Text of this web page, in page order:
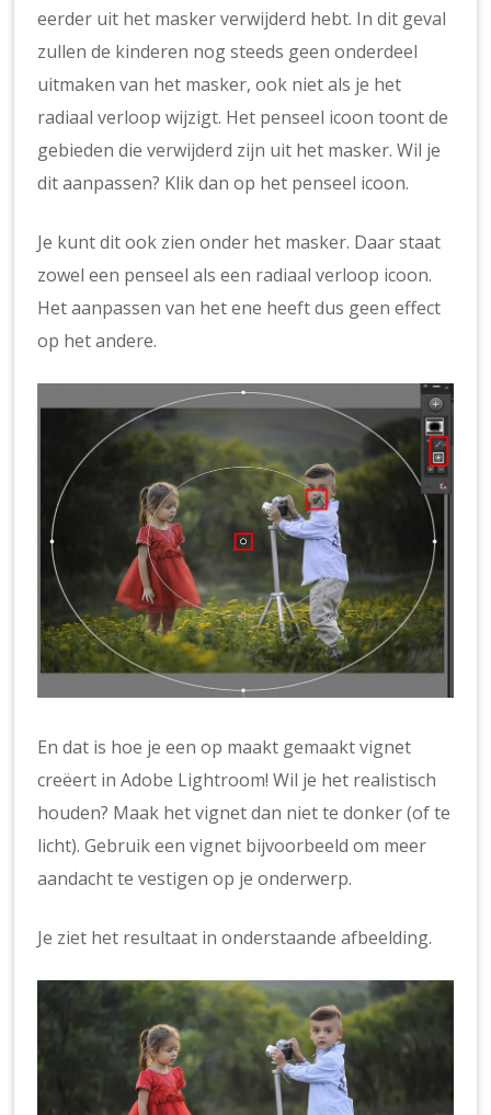
eerder uit het masker verwijderd hebt. In dit geval
zullen de kinderen nog steeds geen onderdeel
uitmaken van het masker, ook niet als je het
radiaal verloop wijzigt. Het penseel icoon toont de
gebieden die verwijderd zijn uit het masker. Wil je
dit aanpassen? Klik dan op het penseel icoon.
Je kunt dit ook zien onder het masker. Daar staat
zowel een penseel als een radiaal verloop icoon.
Het aanpassen van het ene heeft dus geen effect
op het andere.
En dat is hoe je een op maakt gemaakt vignet
creëert in Adobe Lightroom! Wil je het realistisch
houden? Maak het vignet dan niet te donker (of te
licht). Gebruik een vignet bijvoorbeeld om meer
aandacht te vestigen op je onderwerp.
Je ziet het resultaat in onderstaande afbeelding.